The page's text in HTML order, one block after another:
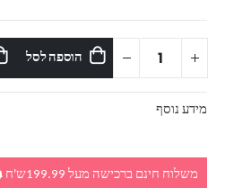
הוספה לסל
מידע נוסף
משלוח חינם ברכישה מעל 199.99ש'ח